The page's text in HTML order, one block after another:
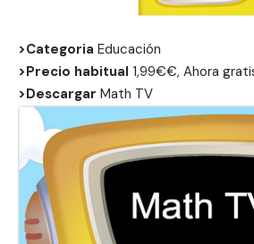
>Categoria Educación
>Precio habitual 1,99€€, Ahora
>Descargar Math TV